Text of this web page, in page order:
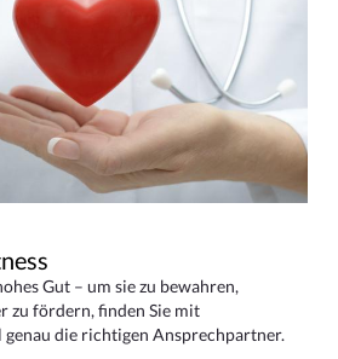
Gut – um sie zu bewahren,
zu fördern, finden Sie mit
genau die richtigen Ansprechpartner.